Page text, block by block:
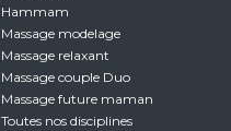
Hammam
Massage modelage
Massage relaxant
Massage couple Duo
Massage future maman
Toutes nos disciplines